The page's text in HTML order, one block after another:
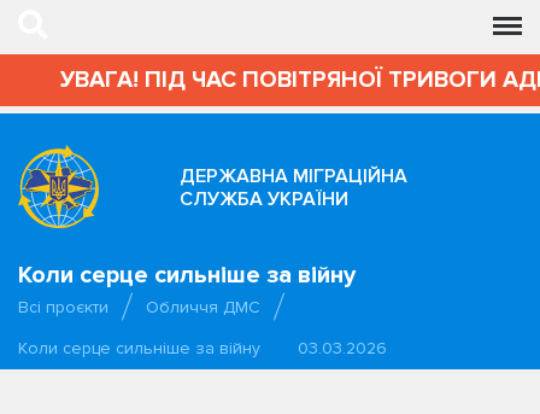
ПІД ЧАС ПОВІТРЯНОЇ ТРИВОГИ
ДЕРЖАВНА МІГРАЦІЙНА
СЛУЖБА УКРАЇНИ
Коли серце сильніше за війну
Всі проєкти
Обличчя ДМС
Коли серце сильніше за війну
03.03.2026